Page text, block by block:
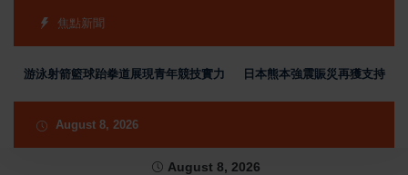
焦點新聞
射箭籃球跆拳道展現青年競技實力 日本熊本強震賑災再獲支持 台灣首
August 8, 2026
August 8, 2026